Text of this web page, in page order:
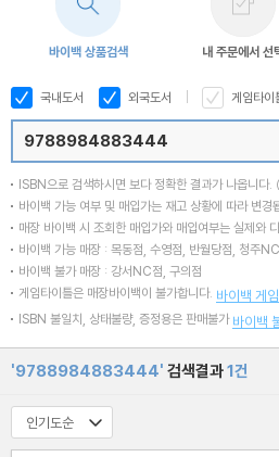
바이백 상품검색 내 주문에서 선
국내도서 외국도서 게임타이
ISBN으로 검색하시면 보다 정확한 결과가 나옵니다.
바이백 가능 여부 및 매입가는 재고 상황에 따라 변경
매장 바이백 시 조회한 매입가와 매입여부는 실제와
바이백 가능 매장 : 목동점, 수영점, 반월당점, 청주
바이백 불가 매장 : 강서NC점, 구의점
게임타이틀은 매장바이백이 불가합니다. 바이백 게
ISBN 불일치, 상태불량, 증정용은 판매불가 바이백
'9788984883444' 검색결과1건